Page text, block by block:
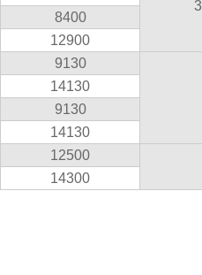
8400
12900
9130
14130
9130
14130
12500
14300